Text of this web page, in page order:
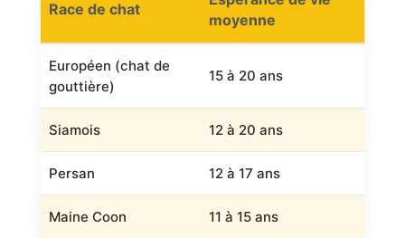
Race de chat
moyenne
Européen (chat de
gouttière)
15 à 20 ans
Siamois 12 à 20 ans
Persan 12 à 17 ans
Maine Coon 11 à 15 ans